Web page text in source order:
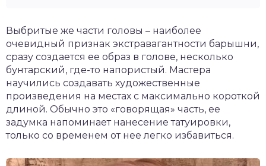
Выбритые же части головы – наиболее
очевидный признак экстравагантности барышни,
сразу создается ее образ в голове, несколько
бунтарский, где-то напористый. Мастера
научились создавать художественные
произведения на местах с максимально короткой
длиной. Обычно это «говорящая» часть, ее
задумка напоминает нанесение татуировки,
только со временем от нее легко избавиться.